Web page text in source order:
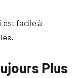
est facile à
Plus